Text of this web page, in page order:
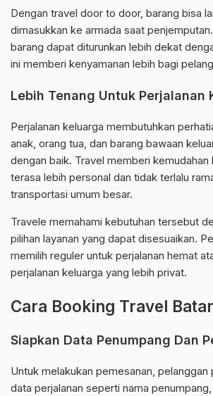
Dengan travel door to door, barang bisa
dimasukkan ke armada saat
barang dapat diturunkan lebih dekat
ini memberi kenyamanan lebih bagi
Lebih Tenang Untuk Perjalanan
Perjalanan keluarga membutuhkan
anak, orang tua, dan barang bawaan
dengan baik. Travel memberi kemudahan
terasa lebih personal dan tidak terlalu
transportasi umum besar.
Travele memahami kebutuhan tersebut
pilihan layanan yang dapat disesuaikan.
memilih reguler untuk perjalanan hemat
perjalanan keluarga yang lebih privat.
Cara Booking Travel
Siapkan Data Penumpang Dan
Untuk melakukan pemesanan, pelanggan
data perjalanan seperti nama